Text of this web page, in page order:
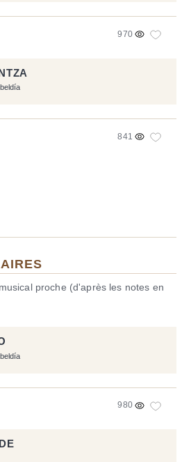
970
841
proche (d'après les notes en
980